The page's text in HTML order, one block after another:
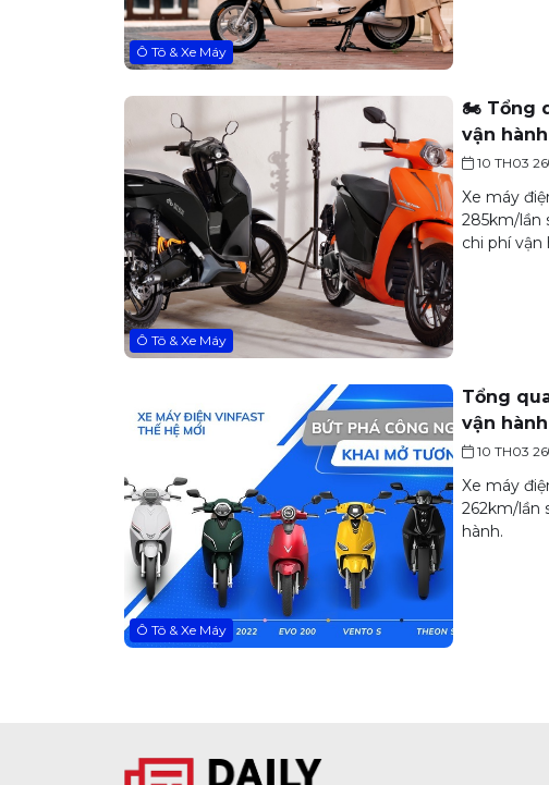
Ô Tô & Xe Máy
Ô Tô & Xe Máy
🏍️ Tổng
vận hành
10 TH03 26
Xe máy
285km/lần
chi phí vận
Ô Tô & Xe Máy
Tổng
vận hành
10 TH03 26
Xe máy
262km/lần
hành.